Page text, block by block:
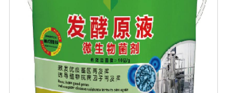
生分解不溶性磷酸盐、硅酸盐和含钾矿物的代谢产物，促
进植物对磷、钾、硅等营养元素的利用；增产30%-50%；
提早成熟，最终达到增产增收的目的。且持效期较长，对
环境友好，对生态没有破坏性，符合我国农业可持续发展
的要求，是生产绿色食品作物的首选产品。